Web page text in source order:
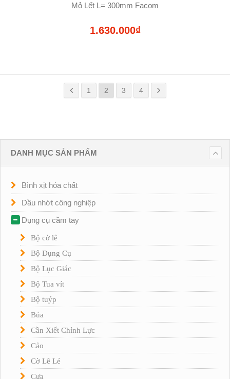
Mỏ Lết L= 300mm Facom
1.630.000₫
1 2 3 4
DANH MỤC SẢN PHẨM
Bình xịt hóa chất
Dầu nhớt công nghiệp
Dụng cụ cầm tay
Bộ cờ lê
Bộ Dụng Cụ
Bộ Lục Giác
Bộ Tua vít
Bộ tuýp
Búa
Cần Xiết Chỉnh Lực
Cảo
Cờ Lê Lẻ
Cưa